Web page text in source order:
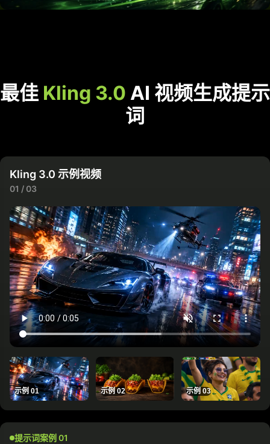
最佳 Kling 3.0 AI 视频生成提示
词
提示词案例 01
Kling 3.0 示例视频
01 / 03
示例 01 示例 02 示例 03